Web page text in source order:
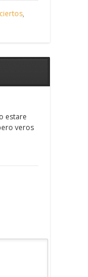
,
estare
veros